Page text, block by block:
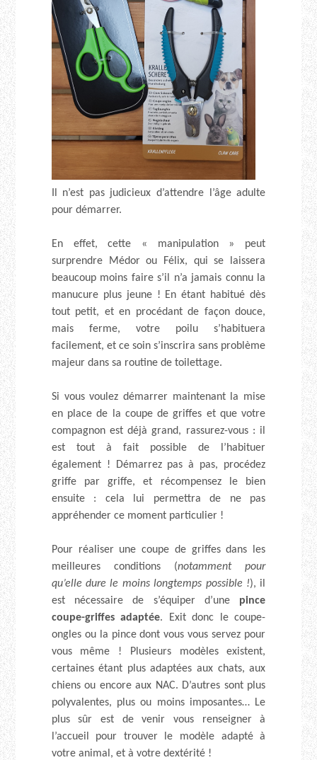
Il n’est pas judicieux d’attendre l’âge adulte
pour démarrer.
En effet, cette « manipulation » peut
surprendre Médor ou Félix, qui se laissera
beaucoup moins faire s’il n’a jamais connu la
manucure plus jeune ! En étant habitué dès
tout petit, et en procédant de façon douce,
mais ferme, votre poilu s’habituera
facilement, et ce soin s’inscrira sans problème
majeur dans sa routine de toilettage.
Si vous voulez démarrer maintenant la mise
en place de la coupe de griffes et que votre
compagnon est déjà grand, rassurez-vous : il
est tout à fait possible de l’habituer
également ! Démarrez pas à pas, procédez
griffe par griffe, et récompensez le bien
ensuite : cela lui permettra de ne pas
appréhender ce moment particulier !
Pour réaliser une coupe de griffes dans les
meilleures conditions (notamment pour
qu’elle dure le moins longtemps possible !), il
est nécessaire de s’équiper d’une pince
coupe-griffes adaptée. Exit donc le coupe-
ongles ou la pince dont vous vous servez pour
vous même ! Plusieurs modèles existent,
certaines étant plus adaptées aux chats, aux
chiens ou encore aux NAC. D’autres sont plus
polyvalentes, plus ou moins imposantes… Le
plus sûr est de venir vous renseigner à
l’accueil pour trouver le modèle adapté à
votre animal, et à votre dextérité !